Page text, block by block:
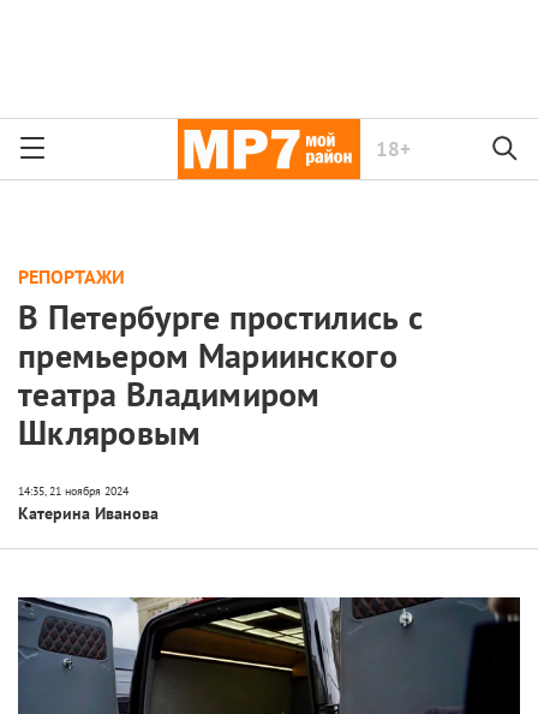
18+
РЕПОРТАЖИ
В Петербурге простились с
премьером Мариинского
театра Владимиром
Шкляровым
Катерина Иванова